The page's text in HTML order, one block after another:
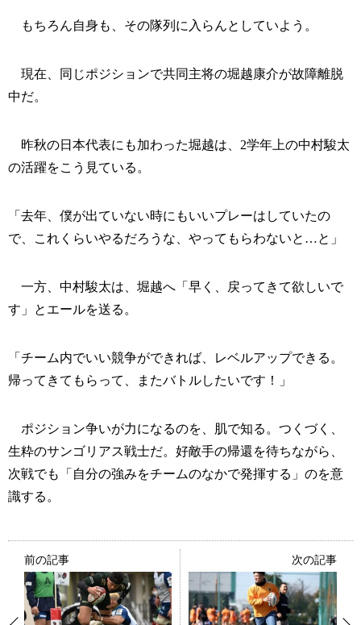
もちろん自身も、その隊列に入らんとしていよう。
現在、同じポジションで共同主将の堀越康介が故障離脱
中だ。
昨秋の日本代表にも加わった堀越は、2学年上の中村駿太
の活躍をこう見ている。
「去年、僕が出ていない時にもいいプレーはしていたの
で、これくらいやるだろうな、やってもらわないと…と」
一方、中村駿太は、堀越へ「早く、戻ってきて欲しいで
す」とエールを送る。
「チーム内でいい競争ができれば、レベルアップできる。
帰ってきてもらって、またバトルしたいです！」
ポジション争いが力になるのを、肌で知る。つくづく、
生粋のサンゴリアス戦士だ。好敵手の帰還を待ちながら、
次戦でも「自分の強みをチームのなかで発揮する」のを意
識する。
前の記事 次の記事